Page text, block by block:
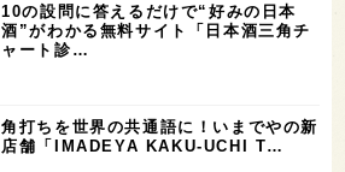
10の設問に答えるだけで“好みの日本
酒”がわかる無料サイト「日本酒三角チ
ャート診…
角打ちを世界の共通語に！いまでやの新
店舗「IMADEYA KAKU-UCHI T…